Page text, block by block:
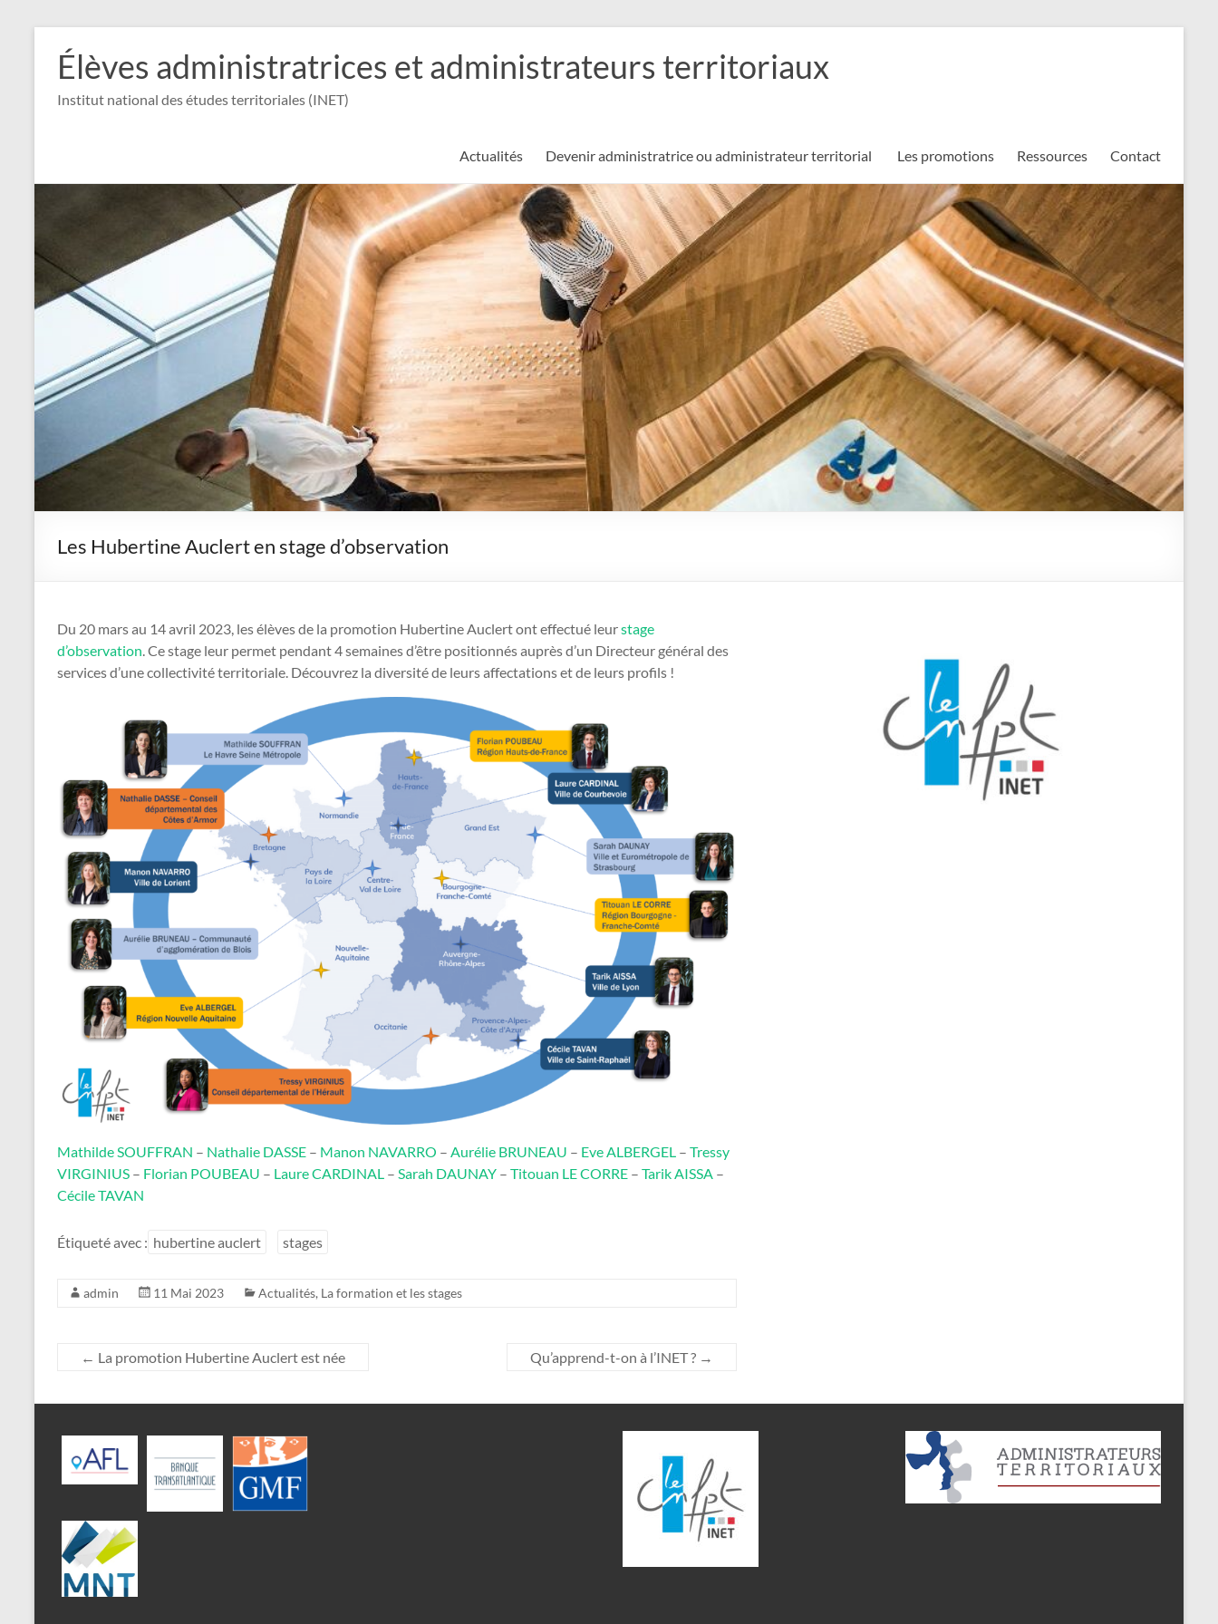
contenuÉlèves administratrices et administrateurs territoriaux
Institut national des études territoriales (INET)
Actualités Devenir administratrice ou administrateur territorial Les promotions Ressources Contact
Les Hubertine Auclert en stage d’observation
Du 20 mars au 14 avril 2023, les élèves de la promotion Hubertine Auclert ont effectué leurstage
d’observation . Ce stage leur permet pendant 4 semaines d’être positionnés auprès d’un Directeur général des
services d’une collectivité territoriale. Découvrez la diversité de leurs affectations et de leurs profils !
Mathilde SOUFFRAN – Nathalie DASSE – Manon NAVARRO – Aurélie BRUNEAU – Eve ALBERGEL – Tressy
VIRGINIUS – Florian POUBEAU – Laure CARDINAL – Sarah DAUNAY – Titouan LE CORRE – Tarik AISSA –
Cécile TAVAN
Étiqueté avec : hubertine auclert stages
admin 11 Mai 2023 Actualités, La formation et les stages
← La promotion Hubertine Auclert est née Qu’apprend-t-on à l’INET ? →